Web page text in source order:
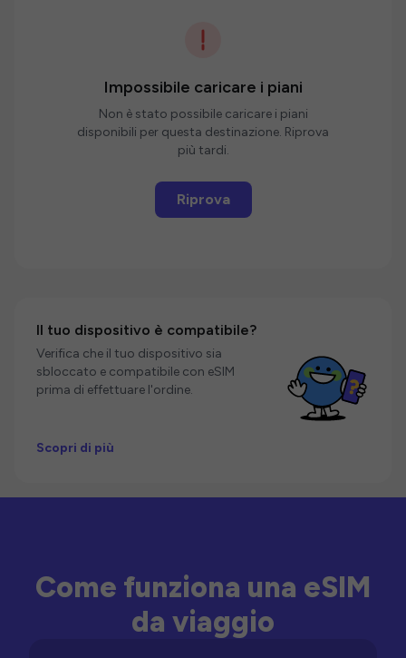
Impossibile caricare i piani
Non è stato possibile caricare i piani
disponibili per questa destinazione. Riprova
più tardi.
Riprova
Il tuo dispositivo è compatibile?
Verifica che il tuo dispositivo sia
sbloccato e compatibile con eSIM
prima di effettuare l'ordine.
Scopri di più
Come funziona una eSIM
da viaggio